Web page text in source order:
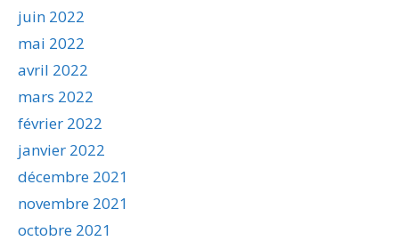
juin 2022
mai 2022
avril 2022
mars 2022
février 2022
janvier 2022
décembre 2021
novembre 2021
octobre 2021